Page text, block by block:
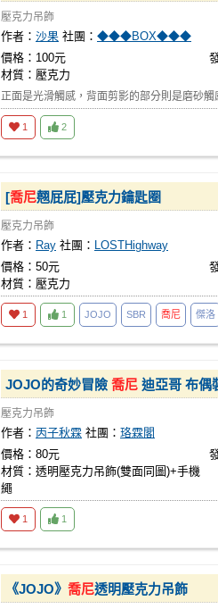
壓克力吊飾
作者： 沙果 社團： ◆◆◆BOX◆◆◆
價格：100元
材質：壓克力
正面是光滑觸感，背面剪影的部分則是磨砂
1 2
[喬尼翹屁屁]壓克力鑰匙圈
壓克力吊飾
作者： Ray 社團： LOSTHighway
價格：50元
材質：壓克力
1 1 JOJO SBR 喬尼 傑洛
JOJO的奇妙冒險 喬尼 迪亞哥 布偶
壓克力吊飾
作者： 丙子秋霖 社團： 珞霖閣
價格：80元
材質：透明壓克力吊飾(雙面同圖)+手機
繩
1 1
《JOJO》 喬尼透明壓克力吊飾